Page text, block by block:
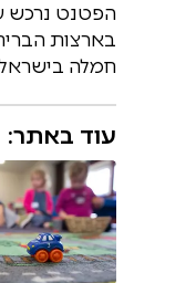
בארצות
חמלה
עוד באתר: